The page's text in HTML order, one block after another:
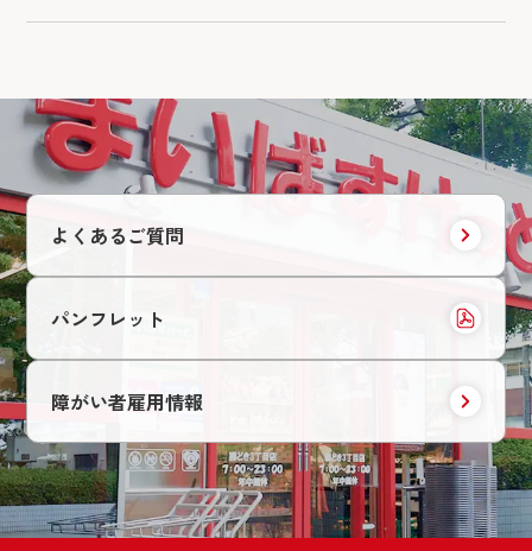
よくあるご質問
パンフレット
障がい者雇用情報